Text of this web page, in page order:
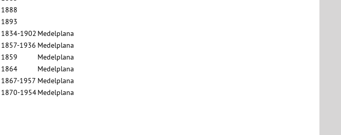
1888
1893
1834-1902 Medelplana
1857-1936 Medelplana
1859
Medelplana
1864
Medelplana
1867-1957 Medelplana
1870-1954Medelplana